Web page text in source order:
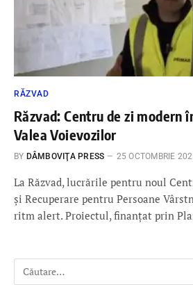
RĂZVAD
Răzvad: Centru de zi modern
Valea Voievozilor
BY DÂMBOVIŢA PRESS 25 OCTOMBRIE
La Răzvad, lucrările pentru noul
și Recuperare pentru Persoane
ritm alert. Proiectul, finanțat prin